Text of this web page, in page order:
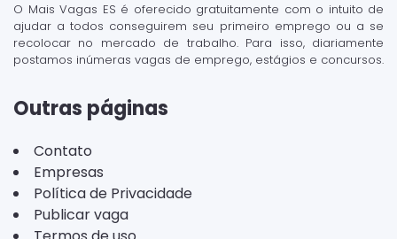
O Mais Vagas ES é oferecido gratuitamente com o intuito de
ajudar a todos conseguirem seu primeiro emprego ou a se
recolocar no mercado de trabalho. Para isso, diariamente
postamos inúmeras vagas de emprego, estágios e concursos.
Outras páginas
Contato
Empresas
Política de Privacidade
Publicar vaga